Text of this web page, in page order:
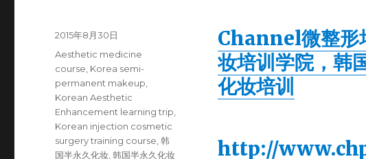
Channel微整形
妆培训学院，韩
化妆培训
http://
Posted
on
2015年8月30日
Categories
Aesthetic medicine
course Korea semi-
permanent makeup
Korean Aesthetic
Enhancement learning trip
Korean injection cosmetic
surgery training course ,韩
国半永久化妆 ,韩国半永久化妆